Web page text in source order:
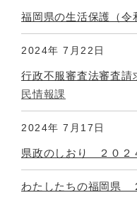
福岡県の生活保護（令
2024年 7月22日
行政不服審査法審査請
民情報課
2024年 7月17日
県政のしおり ２０２
わたしたちの福岡県